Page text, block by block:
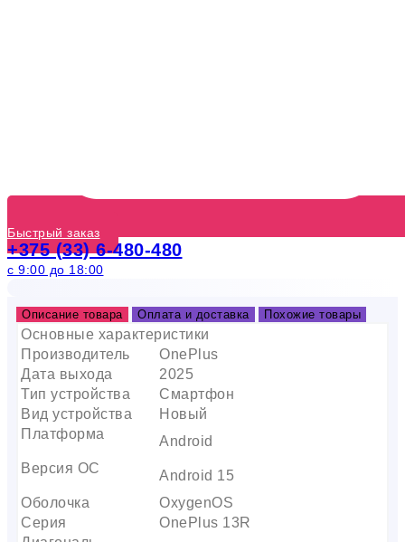
Быстрый заказ
+375 (33) 6-480-480
с 9:00 до 18:00
Описание товара Оплата и доставка Похожие товары
Основные характеристики
Производитель
OnePlus
Дата выхода
2025
Тип устройства
Смартфон
Вид устройства
Новый
Платформа
Android
Версия ОС
Android 15
Оболочка
OxygenOS
Серия
OnePlus 13R